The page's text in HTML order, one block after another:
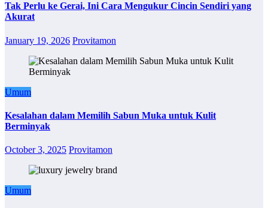
Tak Perlu ke Gerai, Ini Cara Mengukur Cincin Sendiri yang
Akurat
January 19, 2026 Provitamon
Umum
Kesalahan dalam Memilih Sabun Muka untuk Kulit
Berminyak
October 3, 2025 Provitamon
Umum